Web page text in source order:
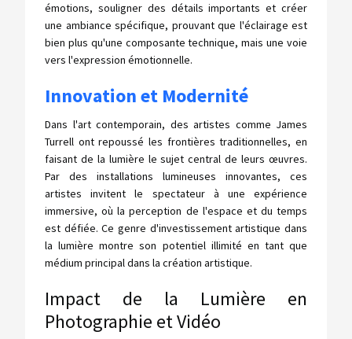
émotions, souligner des détails importants et créer
une ambiance spécifique, prouvant que l'éclairage est
bien plus qu'une composante technique, mais une voie
vers l'expression émotionnelle.
Innovation et Modernité
Dans l'art contemporain, des artistes comme James
Turrell ont repoussé les frontières traditionnelles, en
faisant de la lumière le sujet central de leurs œuvres.
Par des installations lumineuses innovantes, ces
artistes invitent le spectateur à une expérience
immersive, où la perception de l'espace et du temps
est défiée. Ce genre d'investissement artistique dans
la lumière montre son potentiel illimité en tant que
médium principal dans la création artistique.
Impact de la Lumière en
Photographie et Vidéo